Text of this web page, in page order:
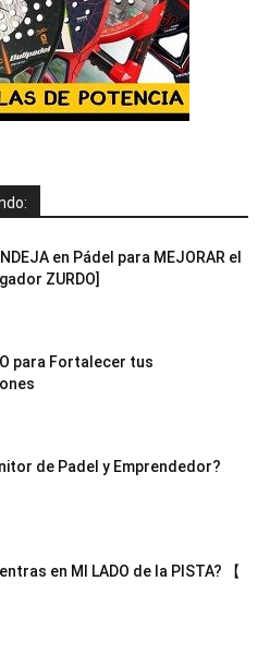
en Pádel para MEJORAR el
ZURDO]
para Fortalecer tus
de Padel y Emprendedor?
en MI LADO de la PISTA? 【